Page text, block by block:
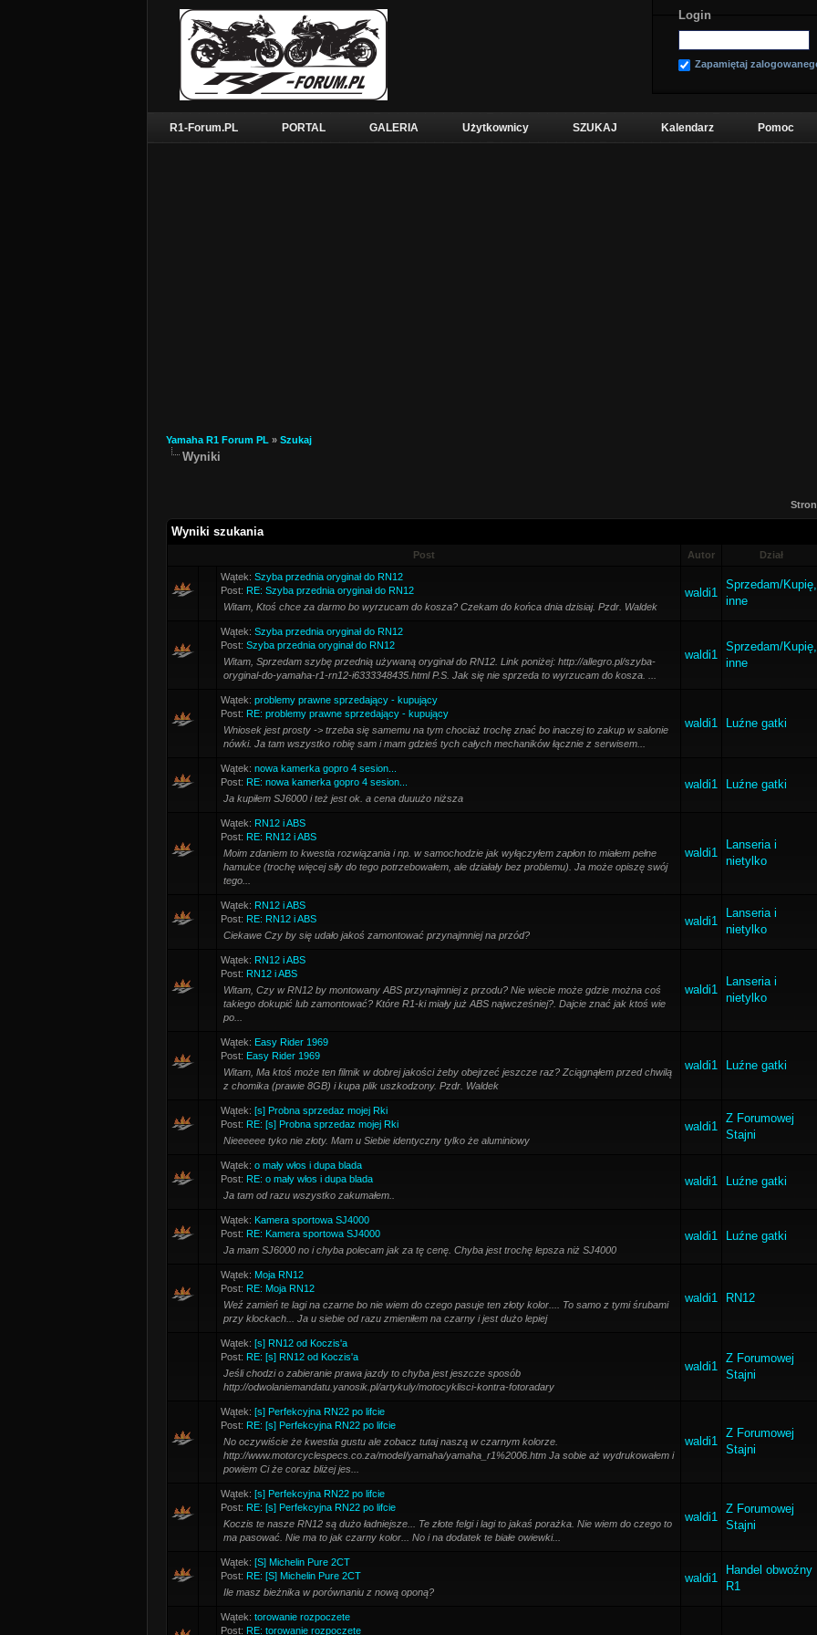
Login
Zapamiętaj
R1-Forum.PL PORTAL GALERIA Użytkownicy SZUKAJ Kalendarz Pomoc
Yamaha R1 Forum PL » Szukaj
Wyniki
Wyniki szukania
Post Autor
Dział
Wątek: Szyba przednia oryginał do RN12
Post: RE: Szyba przednia oryginał do RN12
Witam, Ktoś chce za darmo bo wyrzucam do kosza? Czekam do końca dnia dzisiaj. Pzdr. Waldek
waldi1
Sprzedam/Kupię,
inne
Wątek: Szyba przednia oryginał do RN12
Post: Szyba przednia oryginał do RN12
Witam, Sprzedam szybę przednią używaną oryginał do RN12. Link poniżej: http://allegro.pl/szyba-
oryginal-do-yamaha-r1-rn12-i6333348435.html P.S. Jak się nie sprzeda to wyrzucam do kosza. ...
waldi1
Sprzedam/Kupię,
inne
Wątek: problemy prawne sprzedający - kupujący
Post: RE: problemy prawne sprzedający - kupujący
Wniosek jest prosty -> trzeba się samemu na tym chociaż trochę znać bo inaczej to zakup w salonie
nówki. Ja tam wszystko robię sam i mam gdzieś tych całych mechaników łącznie z serwisem...
waldi1 Luźne gatki
Wątek: nowa kamerka gopro 4 sesion...
Post: RE: nowa kamerka gopro 4 sesion...
Ja kupiłem SJ6000 i też jest ok. a cena duuużo niższa
waldi1 Luźne gatki
Wątek: RN12 i ABS
Post: RE: RN12 i ABS
Moim zdaniem to kwestia rozwiązania i np. w samochodzie jak wyłączyłem zapłon to miałem pełne
hamulce (trochę więcej siły do tego potrzebowałem, ale działały bez problemu). Ja może opiszę swój
tego...
waldi1
Lanseria i
nietylko
Wątek: RN12 i ABS
Post: RE: RN12 i ABS
Ciekawe Czy by się udało jakoś zamontować przynajmniej na przód?
waldi1
Lanseria i
nietylko
Wątek: RN12 i ABS
Post: RN12 i ABS
Witam, Czy w RN12 by montowany ABS przynajmniej z przodu? Nie wiecie może gdzie można coś
takiego dokupić lub zamontować? Które R1-ki miały już ABS najwcześniej?. Dajcie znać jak ktoś wie
po...
waldi1
Lanseria i
nietylko
Wątek: Easy Rider 1969
Post: Easy Rider 1969
Witam, Ma ktoś może ten filmik w dobrej jakości żeby obejrzeć jeszcze raz? Zciągnąłem przed chwilą
z chomika (prawie 8GB) i kupa plik uszkodzony. Pzdr. Waldek
waldi1 Luźne gatki
Wątek: [s] Probna sprzedaz mojej Rki
Post: RE: [s] Probna sprzedaz mojej Rki
Nieeeeee tyko nie złoty. Mam u Siebie identyczny tylko że aluminiowy
waldi1
Z Forumowej
Stajni
Wątek: o mały włos i dupa blada
Post: RE: o mały włos i dupa blada
Ja tam od razu wszystko zakumałem..
waldi1 Luźne gatki
Wątek: Kamera sportowa SJ4000
Post: RE: Kamera sportowa SJ4000
Ja mam SJ6000 no i chyba polecam jak za tę cenę. Chyba jest trochę lepsza niż SJ4000
waldi1 Luźne gatki
Wątek: Moja RN12
Post: RE: Moja RN12
Weź zamień te lagi na czarne bo nie wiem do czego pasuje ten złoty kolor.... To samo z tymi śrubami
przy klockach... Ja u siebie od razu zmieniłem na czarny i jest dużo lepiej
waldi1 RN12
Wątek: [s] RN12 od Koczis'a
Post: RE: [s] RN12 od Koczis'a
Jeśli chodzi o zabieranie prawa jazdy to chyba jest jeszcze sposób
http://odwolaniemandatu.yanosik.pl/artykuly/motocyklisci-kontra-fotoradary
waldi1
Z Forumowej
Stajni
Wątek: [s] Perfekcyjna RN22 po lifcie
Post: RE: [s] Perfekcyjna RN22 po lifcie
No oczywiście że kwestia gustu ale zobacz tutaj naszą w czarnym kolorze.
http://www.motorcyclespecs.co.za/model/yamaha/yamaha_r1%2006.htm Ja sobie aż wydrukowałem i
powiem Ci że coraz bliżej jes...
waldi1
Z Forumowej
Stajni
Wątek: [s] Perfekcyjna RN22 po lifcie
Post: RE: [s] Perfekcyjna RN22 po lifcie
Koczis te nasze RN12 są dużo ładniejsze... Te złote felgi i lagi to jakaś porażka. Nie wiem do czego to
ma pasować. Nie ma to jak czarny kolor... No i na dodatek te białe owiewki...
waldi1
Z Forumowej
Stajni
Wątek: [S] Michelin Pure 2CT
Post: RE: [S] Michelin Pure 2CT
Ile masz bieżnika w porównaniu z nową oponą?
waldi1
Handel obwoźny
R1
Wątek: torowanie rozpoczete
Post: RE: torowanie rozpoczete